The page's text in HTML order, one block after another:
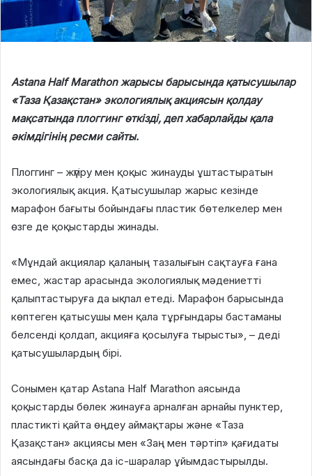
Astana Half Marathon жарысы барысында қатысушылар
«Таза Қазақстан» экологиялық акциясын қолдау
мақсатында плоггинг өткізді, деп хабарлайды қала
әкімдігінің ресми сайты.
Плоггинг – жүгіру мен қоқыс жинауды ұштастыратын
экологиялық акция. Қатысушылар жарыс кезінде
марафон бағыты бойындағы пластик бөтелкелер мен
өзге де қоқыстарды жинады.
«Мұндай акциялар қаланың тазалығын сақтауға ғана
емес, жастар арасында экологиялық мәдениетті
қалыптастыруға да ықпал етеді. Марафон барысында
көптеген қатысушы мен қала тұрғындары бастаманы
белсенді қолдап, акцияға қосылуға тырысты», – деді
қатысушылардың бірі.
Сонымен қатар Astana Half Marathon аясында
қоқыстарды бөлек жинауға арналған арнайы пунктер,
пластикті қайта өңдеу аймақтары және «Таза
Қазақстан» акциясы мен «Заң мен тәртіп» қағидаты
аясындағы басқа да іс-шаралар ұйымдастырылды.